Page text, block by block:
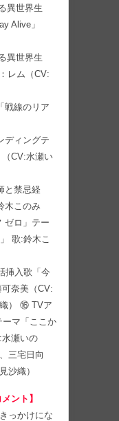
異世界生
Alive」
異世界生
レム（CV:
戦線のリア
ディングテ
CV:水瀬い
と禁忌経
木このみ
ゼロ」テー
歌:鈴木こ
挿入歌「今
奈美（CV:
） ⑯ TVア
ーマ「ここか
水瀬いの
三宅日向
沙織）
ント】
っかけにな